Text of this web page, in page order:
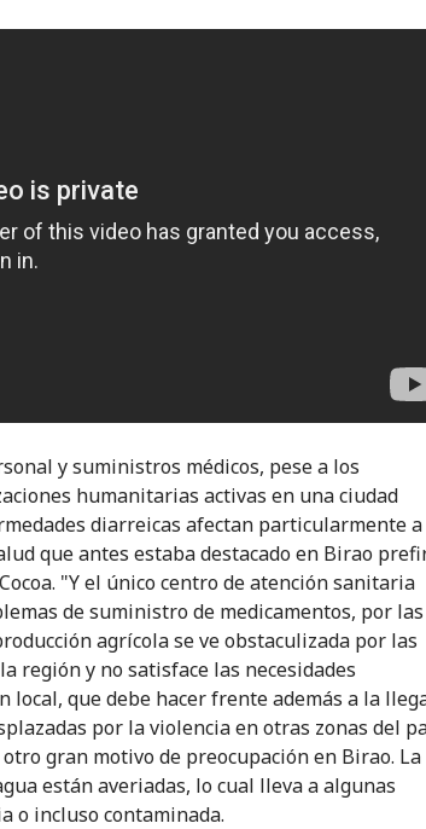
y suministros médicos, pese a los
humanitarias activas en una ciudad
diarreicas afectan particularmente a
que antes estaba destacado en Birao
"Y el único centro de atención sanitaria
de suministro de medicamentos, por las
agrícola se ve obstaculizada por las
región y no satisface las necesidades
local, que debe hacer frente además a la
por la violencia en otras zonas del
gran motivo de preocupación en Birao. La
están averiadas, lo cual lleva a algunas
o incluso contaminada.